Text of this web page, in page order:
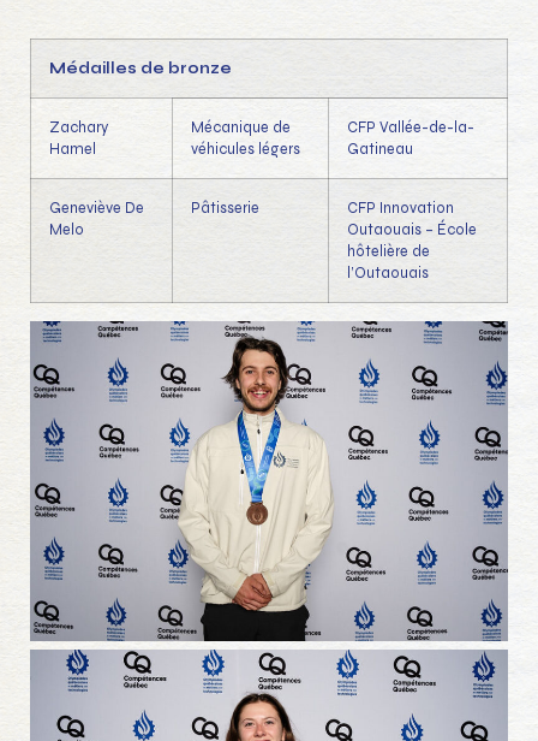
Médailles de bronze
Zachary
Hamel
Mécanique de
véhicules légers
CFP Vallée-de-la-
Gatineau
Geneviève De
Melo
Pâtisserie
CFP Innovation
Outaouais – École
hôtelière de
l’Outaouais